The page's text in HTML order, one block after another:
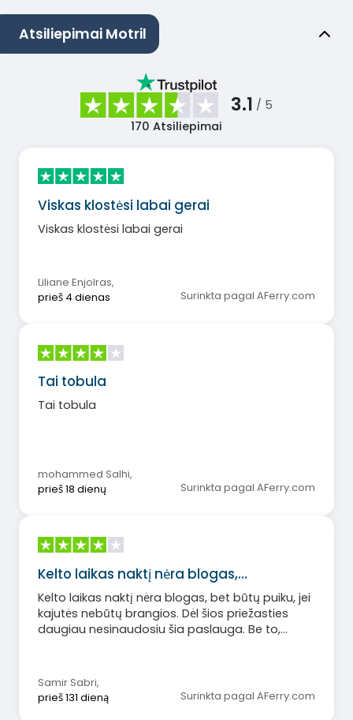
Atsiliepimai Motril
3.1 / 5
170 Atsiliepimai
Viskas klostėsi labai gerai
Viskas klostėsi labai gerai
Liliane Enjolras,
prieš 4 dienas
Surinkta pagal AFerry.com
Tai tobula
Tai tobula
mohammed Salhi,
prieš 18 dienų
Surinkta pagal AFerry.com
Kelto laikas naktį nėra blogas,…
Kelto laikas naktį nėra blogas, bet būtų puiku, jei
kajutės nebūtų brangios. Dėl šios priežasties
daugiau nesinaudosiu šia paslauga. Be to,
eismo juostomis, o ne trimis vienu metu. Mane
privertė važiuoti toliau, nors ir neturėjau
galimybės pasukti į kitą eismo juostą. Trumpai
Samir Sabri,
prieš 131 dieną
Surinkta pagal AFerry.com